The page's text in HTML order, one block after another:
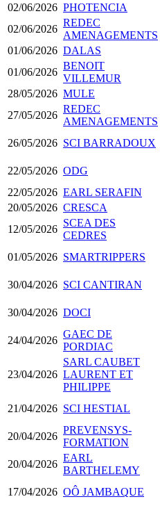
02/06/2026 PHOTENCIA
02/06/2026
REDEC
AMENAGEMENTS
01/06/2026 DALAS
01/06/2026
BENOIT
VILLEMUR
28/05/2026 MULE
27/05/2026
REDEC
AMENAGEMENTS
26/05/2026 SCI BARRADOUX
22/05/2026 ODG
22/05/2026 EARL SERAFIN
20/05/2026 CRESCA
12/05/2026
SCEA DES
CEDRES
01/05/2026 SMARTRIPPERS
30/04/2026 SCI CANTIRAN
30/04/2026 DOCI
24/04/2026
GAEC DE
PORDIAC
23/04/2026
SARL CAUBET
LAURENT ET
PHILIPPE
21/04/2026 SCI HESTIAL
20/04/2026
PREVENSYS-
FORMATION
20/04/2026
EARL
BARTHELEMY
17/04/2026 OÔ JAMBAQUE